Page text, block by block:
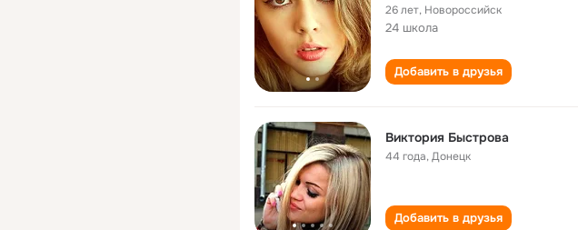
26 лет, Новороссийск
24 школа
Добавить в друзья
Виктория Быстрова
44 года,Донецк
Добавить в друзья